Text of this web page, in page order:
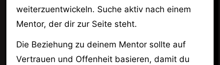
weiterzuentwickeln. Suche aktiv nach einem
Mentor, der dir zur Seite steht.
Die Beziehung zu deinem Mentor sollte auf
Vertrauen und Offenheit basieren, damit du